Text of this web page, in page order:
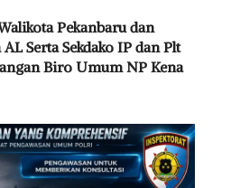
Pekanbaru dan
Serta Sekdako IP dan Plt
Biro Umum NP Kena